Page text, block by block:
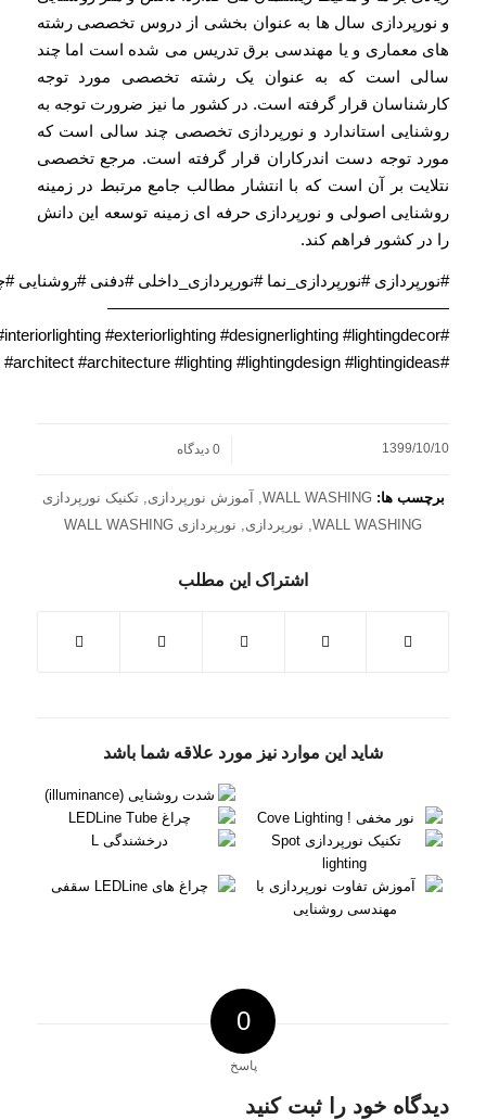
و نورپردازی سال ها به عنوان بخشی از دروس تخصصی رشته
های معماری و یا مهندسی برق تدریس می شده است اما چند
سالی است که به عنوان یک رشته تخصصی مورد توجه
کارشناسان قرار گرفته است. در کشور ما نیز ضرورت توجه به
روشنایی استاندارد و نورپردازی تخصصی چند سالی است که
مورد توجه دست اندرکاران قرار گرفته است. مرجع تخصصی
نتلایت بر آن است که با انتشار مطالب جامع مرتبط در زمینه
روشنایی اصولی و نورپردازی حرفه ای زمینه توسعه این دانش
را در کشور فراهم کند.
#نورپردازی #نورپردازی_نما #نورپردازی_داخلی #دفنی #روشنایی
—————————————————————
#interiordesign
#exteriorlighting #designerlighting #lightingdecor
#landscapelighting
#architect #architecture #lighting #lightingdesign #lightingideas
1399/10/10 0 دیدگاه
برچسب ها: WALL WASHING
, آموزش نورپردازی,تکنیک نورپردازی
WALL WASHING
, نورپردازی, نورپردازی WALL WASHING
اشتراک این مطلب
شاید این موارد نیز مورد علاقه شما باشد
0
پاسخ
دیدگاه خود را ثبت کنید